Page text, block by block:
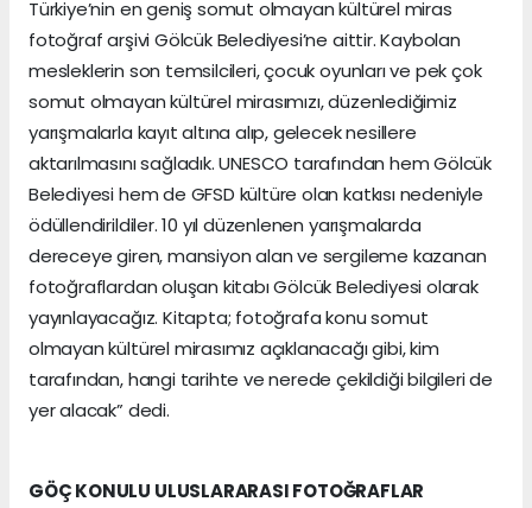
Türkiye’nin en geniş somut olmayan kültürel miras
fotoğraf arşivi Gölcük Belediyesi’ne aittir. Kaybolan
mesleklerin son temsilcileri, çocuk oyunları ve pek çok
somut olmayan kültürel mirasımızı, düzenlediğimiz
yarışmalarla kayıt altına alıp, gelecek nesillere
aktarılmasını sağladık. UNESCO tarafından hem Gölcük
Belediyesi hem de GFSD kültüre olan katkısı nedeniyle
ödüllendirildiler. 10 yıl düzenlenen yarışmalarda
dereceye giren, mansiyon alan ve sergileme kazanan
fotoğraflardan oluşan kitabı Gölcük Belediyesi olarak
yayınlayacağız. Kitapta; fotoğrafa konu somut
olmayan kültürel mirasımız açıklanacağı gibi, kim
tarafından, hangi tarihte ve nerede çekildiği bilgileri de
yer alacak” dedi.
GÖÇ KONULU ULUSLARARASI FOTOĞRAFLAR